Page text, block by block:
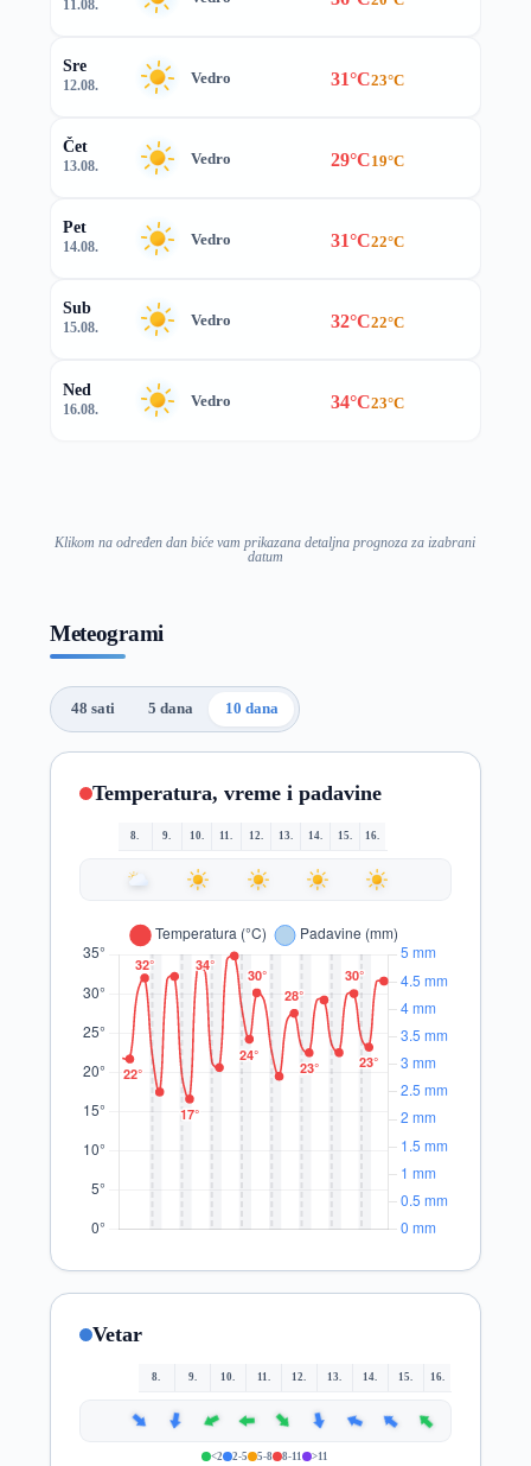
11.08.
Sre
12.08. Vedro 31°C23°C
Čet
13.08. Vedro 29°C19°C
Pet
14.08. Vedro 31°C22°C
Sub
15.08. Vedro 32°C22°C
Ned
16.08. Vedro 34°C23°C
Klikom na određen dan biće vam prikazana detaljna prognoza za izabrani
datum
Meteogrami
48 sati 5 dana 10 dana
Temperatura, vreme i padavine
8. 9. 10. 11. 12. 13. 14. 15. 16.
Vetar
8. 9. 10. 11. 12. 13. 14. 15. 16.